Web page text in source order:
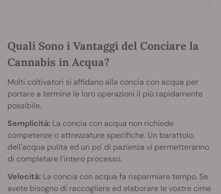
Quali Sono i Vantaggi del Conciare la
Cannabis in Acqua?
Molti coltivatori si affidano alla concia con acqua per
portare a termine le loro operazioni il più rapidamente
possibile.
Semplicità: La concia con acqua non richiede
competenze o attrezzature specifiche. Un barattolo,
dell'acqua pulita ed un po' di pazienza vi permetteranno
di completare l'intero processo.
Velocità: La concia con acqua fa risparmiare tempo. Se
avete bisogno di raccogliere ed elaborare le vostre cime